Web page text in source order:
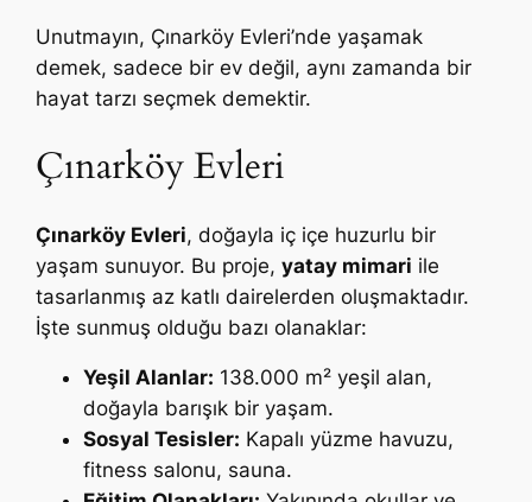
Unutmayın, Çınarköy Evleri’nde yaşamak
demek, sadece bir ev değil, aynı zamanda bir
hayat tarzı seçmek demektir.
Çınarköy Evleri
Çınarköy Evleri, doğayla iç içe huzurlu bir
yaşam sunuyor. Bu proje,yatay mimari ile
tasarlanmış az katlı dairelerden oluşmaktadır.
İşte sunmuş olduğu bazı olanaklar:
Yeşil Alanlar: 138.000 m² yeşil alan,
doğayla barışık bir yaşam.
Sosyal Tesisler: Kapalı yüzme havuzu,
fitness salonu, sauna.